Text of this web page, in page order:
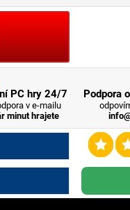
PC hry 24/7
v e-mailu
minut hrajete
Podpora